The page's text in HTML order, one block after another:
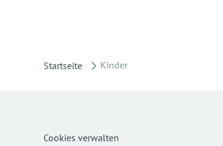
Startseite Kinder
Cookies verwalten